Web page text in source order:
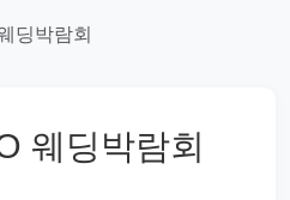
딩박람회
웨딩박람회